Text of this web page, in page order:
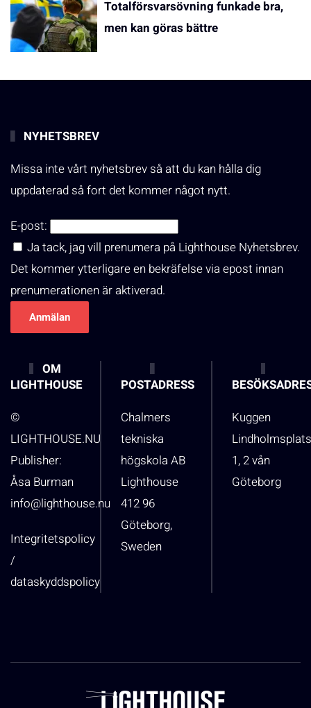
Totalförsvarsövning funkade bra,
men kan göras bättre
NYHETSBREV
Missa inte vårt nyhetsbrev så att du kan hålla dig
uppdaterad så fort det kommer något nytt.
E-post:
Ja tack, jag vill prenumera på Lighthouse Nyhetsbrev.
Det kommer ytterligare en bekräfelse via epost innan
prenumerationen är aktiverad.
OM
LIGHTHOUSE
©
LIGHTHOUSE.NU
Publisher:
Åsa Burman
info@lighthouse.nu
Integritetspolicy
/
dataskyddspolicy
POSTADRESS
Chalmers
tekniska
högskola AB
Lighthouse
412 96
Göteborg,
Sweden
Kuggen
1, 2 vån
Göteborg